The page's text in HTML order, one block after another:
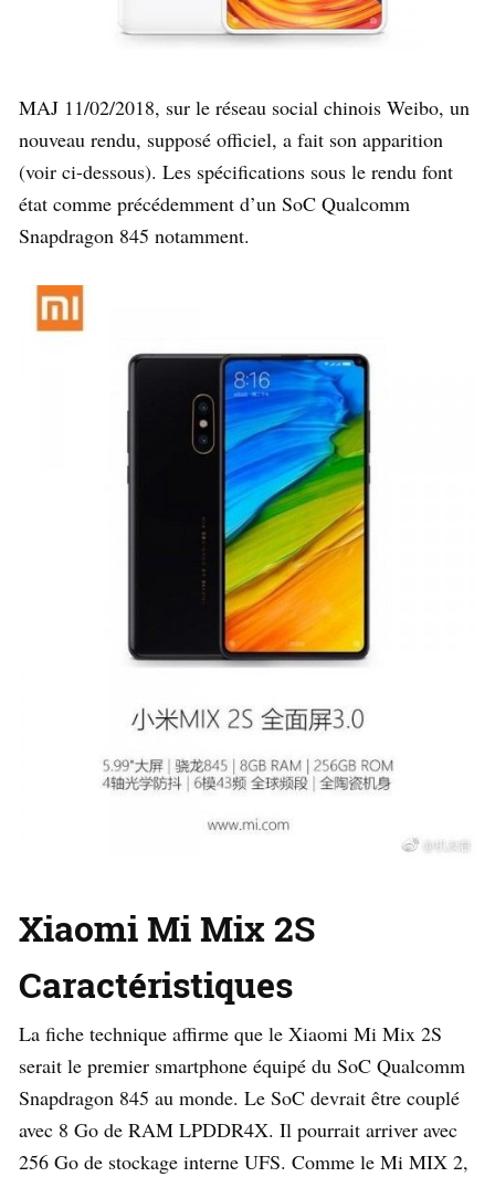
MAJ 11/02/2018, sur le réseau social chinois Weibo, un
nouveau rendu, supposé officiel, a fait son apparition
(voir ci-dessous). Les spécifications sous le rendu font
état comme précédemment d’un SoC Qualcomm
Snapdragon 845 notamment.
Xiaomi Mi Mix 2S
Caractéristiques
La fiche technique affirme que le Xiaomi Mi Mix 2S
serait le premier smartphone équipé du SoC Qualcomm
Snapdragon 845 au monde. Le SoC devrait être couplé
avec 8 Go de RAM LPDDR4X. Il pourrait arriver avec
256 Go de stockage interne UFS. Comme le Mi MIX 2,